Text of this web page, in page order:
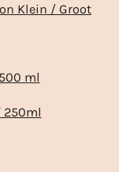
Klein / Groot
ml
250ml